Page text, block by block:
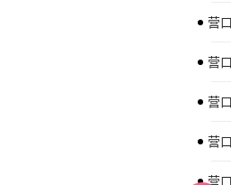
营
营
营
营
营